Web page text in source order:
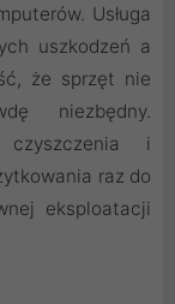
Usługa
uszkodzeń a
że sprzęt nie
niezbędny.
czyszczenia i
raz do
eksploatacji